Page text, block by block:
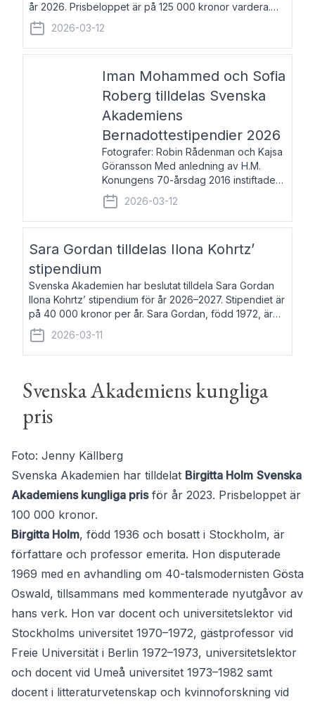
år 2026. Prisbeloppet är på 125 000 kronor vardera.
Johan Erséus, född 1959, är fackboksförfattare och
journalist med mångårigt för
2026-03-12
Iman Mohammed och Sofia
Roberg tilldelas Svenska
Akademiens
Bernadottestipendier 2026
Fotografer: Robin Rådenman och Kajsa
Göransson Med anledning av H.M.
Konungens 70-årsdag 2016 instiftade
fem av de kungliga akademierna det så
kallade Bernadotteprogrammet med
syfte att genom stipendier erbjuda stöd
2026-03-12
Sara Gordan tilldelas Ilona Kohrtz’
stipendium
Svenska Akademien har beslutat tilldela Sara Gordan
Ilona Kohrtz’ stipendium för år 2026–2027. Stipendiet är
på 40 000 kronor per år. Sara Gordan, född 1972, är
författare och översättare. Hon debuterade 2006 med
det prosalyriska verket En
2026-03-11
Svenska Akademiens kungliga
pris
Foto: Jenny Källberg
Svenska Akademien har tilldelat Birgitta Holm Svenska
Akademiens kungliga prisför år 2023. Prisbeloppet är
100 000 kronor.
Birgitta Holm, född 1936 och bosatt i Stockholm, är
författare och professor emerita. Hon disputerade
1969 med en avhandling om 40-talsmodernisten Gösta
Oswald, tillsammans med kommenterade nyutgåvor av
hans verk. Hon var docent och universitetslektor vid
Stockholms universitet 1970–1972, gästprofessor vid
Freie Universität i Berlin 1972–1973, universitetslektor
och docent vid Umeå universitet 1973–1982 samt
docent i litteraturvetenskap och kvinnoforskning vid